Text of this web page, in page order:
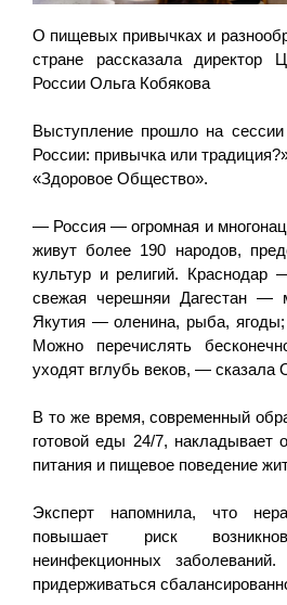
О пищевых привычках и
стране рассказала
России Ольга Кобякова
Выступление прошло на
России: привычка или
«Здоровое Общество».
— Россия — огромная и
живут более 190 народов,
культур и религий. Краснодар
свежая черешняи Дагестан —
Якутия — оленина, рыба,
Можно перечислять
уходят вглубь веков, — сказала
В то же время, современный
готовой еды 24/7, накладывает
питания и пищевое поведение
Эксперт напомнила, что
повышает риск
неинфекционных
придерживаться